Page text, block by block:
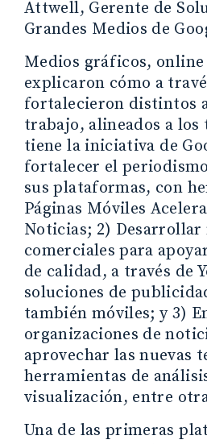
Attwell, Gerente de
Grandes Medios de
Medios gráficos, online
explicaron cómo a
fortalecieron distintos
trabajo, alineados a los
tiene la iniciativa de
fortalecer el
sus plataformas, con
Páginas Móviles
Noticias; 2) Desarrollar
comerciales para
de calidad, a través de
soluciones de
también móviles; y 3)
organizaciones de
aprovechar las nuevas
herramientas de
visualización, entre
Una de las primeras